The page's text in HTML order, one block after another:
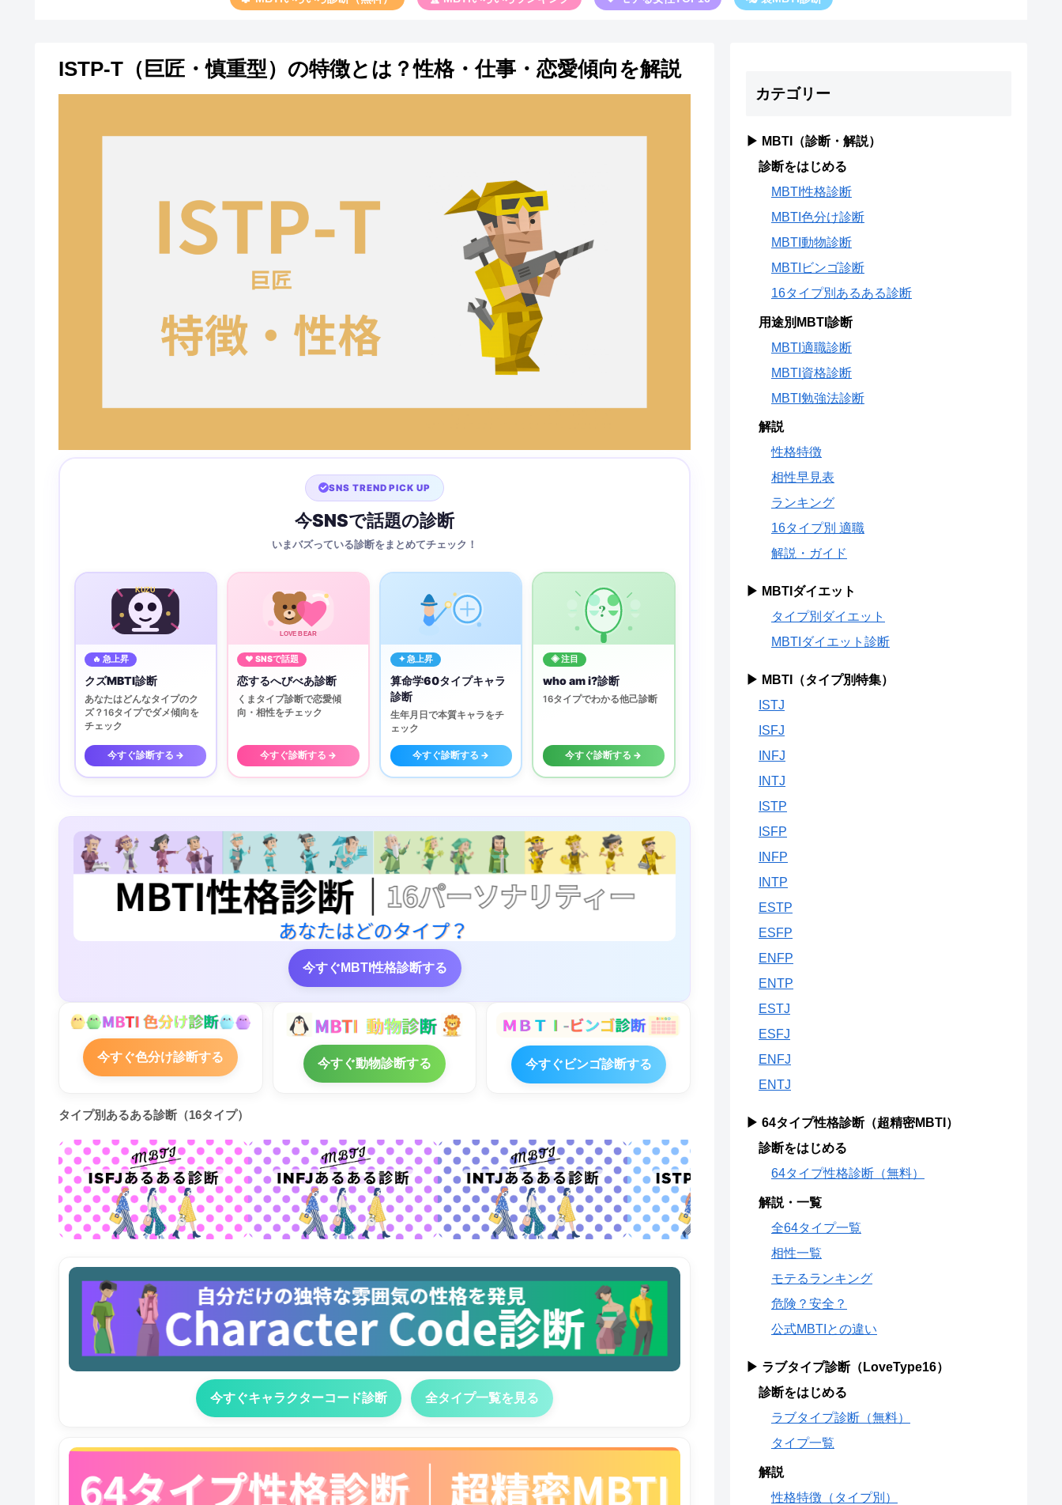
ISTP-T（巨匠・慎重型）の特徴とは？性格・仕事・恋愛傾向を解説
SNS TREND PICK UP
今SNSで話題の診断
いまバズっている診断をまとめてチェック！
KUZU
🔥 急上昇
クズMBTI診断
あなたはどんなタイプのク
ズ？16タイプでダメ傾向を
チェック
今すぐ診断する →
LOVE BEAR
♥ SNSで話題
恋するへびべあ診断
くまタイプ診断で恋愛傾
向・相性をチェック
今すぐ診断する →
✦ 急上昇
算命学60タイプキャラ
診断
生年月日で本質キャラをチ
ェック
今すぐ診断する →
?
◈ 注目
who am i?診断
16タイプでわかる他己診断
今すぐ診断する →
今すぐMBTI性格診断する
今すぐ色分け診断する 今すぐ動物診断する 今すぐビンゴ診断する
タイプ別あるある診断（16タイプ）
今すぐキャラクターコード診断 全タイプ一覧を見る
カテゴリー
▶ MBTI（診断・解説）
診断をはじめる
MBTI性格診断
MBTI色分け診断
MBTI動物診断
MBTIビンゴ診断
16タイプ別あるある診断
用途別MBTI診断
MBTI適職診断
MBTI資格診断
MBTI勉強法診断
解説
性格特徴
相性早見表
ランキング
16タイプ別 適職
解説・ガイド
▶ MBTIダイエット
タイプ別ダイエット
MBTIダイエット診断
▶ MBTI（タイプ別特集）
ISTJ
ISFJ
INFJ
INTJ
ISTP
ISFP
INFP
INTP
ESTP
ESFP
ENFP
ENTP
ESTJ
ESFJ
ENFJ
ENTJ
▶ 64タイプ性格診断（超精密MBTI）
診断をはじめる
64タイプ性格診断（無料）
解説・一覧
全64タイプ一覧
相性一覧
モテるランキング
危険？安全？
公式MBTIとの違い
▶ ラブタイプ診断（LoveType16）
診断をはじめる
ラブタイプ診断（無料）
タイプ一覧
解説
性格特徴（タイプ別）